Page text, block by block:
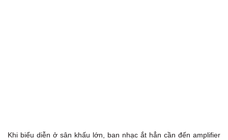
Khi biểu diễn ở sân khấu lớn, ban nhạc ắt hẳn cần đến amplifier